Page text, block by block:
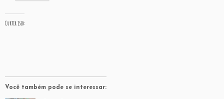
Curtir isso:
Você também pode se interessar: